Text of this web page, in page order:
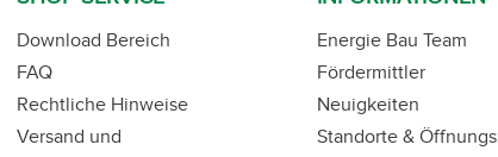
Download Bereich
FAQ
Rechtliche Hinweise
Versand und
Energie Bau Team
Fördermittler
Neuigkeiten
Standorte &